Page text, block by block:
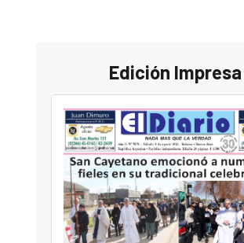
Edición Impresa